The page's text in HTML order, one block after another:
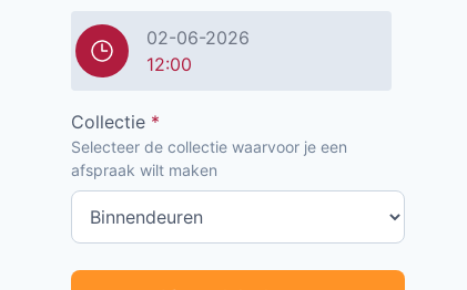
02-06-2026
12:00
Collectie *
Selecteer de collectie waarvoor je een
afspraak wilt maken